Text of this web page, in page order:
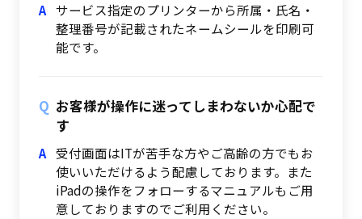
サービス指定のプリンターから所属・氏名・
整理番号が記載されたネームシールを印刷可
能です。
お客様が操作に迷ってしまわないか心配で
す
受付画面はITが苦手な方やご高齢の方でもお
使いいただけるよう配慮しております。また
iPadの操作をフォローするマニュアルもご用
意しておりますのでご利用ください。